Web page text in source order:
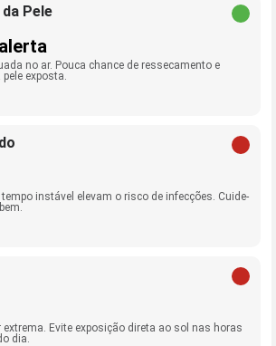
Pele
no ar. Pouca chance de ressecamento e
exposta.
instável elevam o risco de infecções. Cuide-
Evite exposição direta ao sol nas horas
dia.